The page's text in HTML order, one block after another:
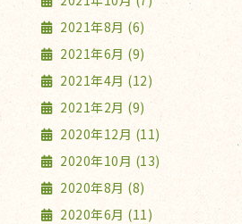
2021年8月 (6)
2021年6月 (9)
2021年4月 (12)
2021年2月 (9)
2020年12月 (11)
2020年10月 (13)
2020年8月 (8)
2020年6月 (11)